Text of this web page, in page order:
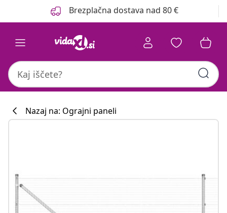
Brezplačna dostava nad 80 €
Nazaj na: Ograjni paneli